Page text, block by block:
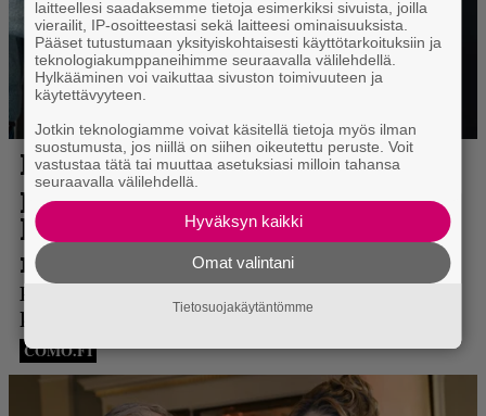
laitteellesi saadaksemme tietoja esimerkiksi sivuista, joilla
vierailit, IP-osoitteestasi sekä laitteesi ominaisuuksista.
Pääset tutustumaan yksityiskohtaisesti käyttötarkoituksiin ja
teknologiakumppaneihimme seuraavalla välilehdellä.
Hylkääminen voi vaikuttaa sivuston toimivuuteen ja
käytettävyyteen.
Jotkin teknologiamme voivat käsitellä tietoja myös ilman
suostumusta, jos niillä on siihen oikeutettu peruste. Voit
vastustaa tätä tai muuttaa asetuksiasi milloin tahansa
seuraavalla välilehdellä.
Hyväksyn kaikki
Omat valintani
Tietosuojakäytäntömme